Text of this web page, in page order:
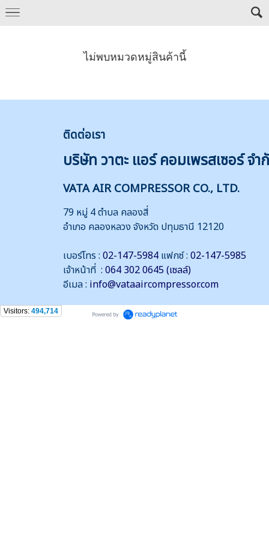
ไม่พบหมวดหมู่สินค้านี้
ติดต่อเรา
บริษัท วาตะ แอร์ คอมเพรสเซอร์ จำ
VATA AIR COMPRESSOR CO., LTD.
79 หมู่ 4 ตำบล คลองสี่
อำเภอ คลองหลวง จังหวัด ปทุมธานี 12120
เบอร์โทร : 02-147-5984 แฟกซ์ : 02-147-5985
เจ้าหน้าที่ : 064 302 0645 (เซลล์)
อีเมล : info@vataaircompressor.com
Visitors: 494,714